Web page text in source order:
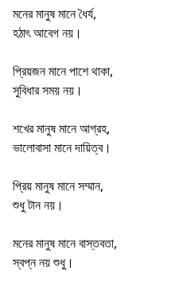
মনের মানুষ মানে ধৈর্য,
হঠাৎ আবেগ নয়।
প্রিয়জন মানে পাশে থাকা,
সুবিধার সময় নয়।
শখের মানুষ মানে আগ্রহ,
ভালোবাসা মানে দায়িত্ব।
প্রিয় মানুষ মানে সম্মান,
শুধু টান নয়।
মনের মানুষ মানে বাস্তবতা,
স্বপ্ন নয় শুধু।